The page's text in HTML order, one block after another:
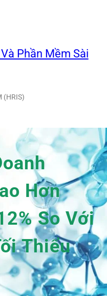
Phần Mềm Sài
(HRIS)
Hơn
So Với
Thiểu